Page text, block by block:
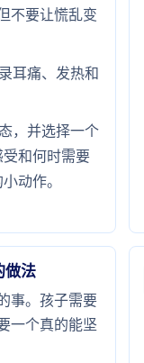
不要让慌乱变
耳痛、发热和
，并选择一个
和何时需要
动作。
做法
事。孩子需要
一个真的能坚